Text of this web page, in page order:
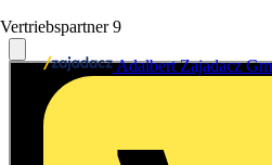
Vertriebspartner 9
Adalbert Zajadacz